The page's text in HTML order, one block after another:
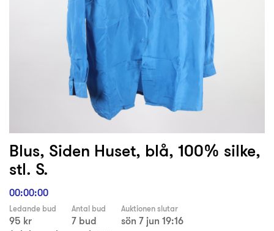
Blus, Siden Huset, blå, 100% silke,
stl. S.
00:00:00
Ledande bud
95 kr
Antal bud
7 bud
Auktionen slutar
sön 7 jun 19:16